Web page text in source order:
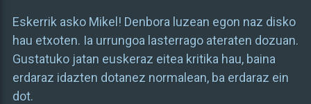
Eskerrik asko Mikel! Denbora luzean egon naz disko
hau etxoten. Ia urrungoa lasterrago ateraten dozuan.
Gustatuko jatan euskeraz eitea kritika hau, baina
erdaraz idazten dotanez normalean, ba erdaraz ein
dot.